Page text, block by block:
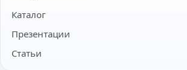
Каталог
Презентации
Статьи